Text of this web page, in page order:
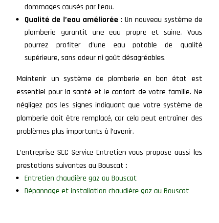
dommages causés par l’eau.
Qualité de l’eau améliorée : Un nouveau système de
plomberie garantit une eau propre et saine. Vous
pourrez profiter d’une eau potable de qualité
supérieure, sans odeur ni goût désagréables.
Maintenir un système de plomberie en bon état est
essentiel pour la santé et le confort de votre famille. Ne
négligez pas les signes indiquant que votre système de
plomberie doit être remplacé, car cela peut entraîner des
problèmes plus importants à l’avenir.
L’entreprise SEC Service Entretien vous propose aussi les
prestations suivantes au Bouscat :
Entretien chaudière gaz au Bouscat
Dépannage et installation chaudière gaz au Bouscat